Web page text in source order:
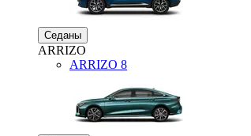
Седаны
ARRIZO
ARRIZO 8